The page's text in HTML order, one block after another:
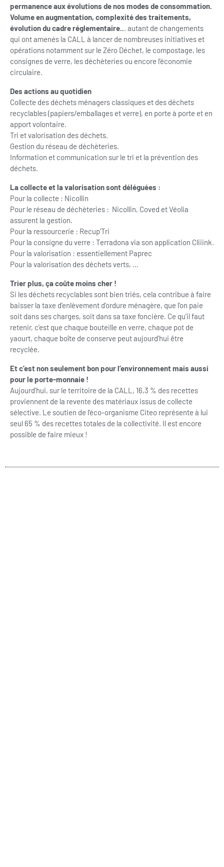
permanence aux évolutions de nos modes de consommation.
Volume en augmentation, complexité des traitements,
évolution du cadre réglementaire..
. autant de changements
qui ont amenés la CALL à lancer de nombreuses initiatives et
opérations notamment sur le Zéro Déchet, le compostage, les
consignes de verre, les déchèteries ou encore l’économie
circulaire.
Des actions au quotidien
Collecte des déchets ménagers classiques et des déchets
recyclables (papiers/emballages et verre), en porte à porte et en
apport volontaire.
Tri et valorisation des déchets.
Gestion du réseau de déchèteries.
Information et communication sur le tri et la prévention des
déchets.
La collecte et la valorisation sont déléguées :
Pour la collecte : Nicollin
Pour le réseau de déchèteries : Nicollin, Coved et Véolia
assurent la gestion.
Pour la ressourcerie : Recup’Tri
Pour la consigne du verre : Terradona via son application Cliiink.
Pour la valorisation : essentiellement Paprec
Pour la valorisation des déchets verts, …
Trier plus, ça coûte moins cher !
Si les déchets recyclables sont bien triés, cela contribue à faire
baisser la taxe d’enlèvement d’ordure ménagère, que l’on paie
soit dans ses charges, soit dans sa taxe foncière. Ce qu’il faut
retenir, c’est que chaque bouteille en verre, chaque pot de
yaourt, chaque boîte de conserve peut aujourd’hui être
recyclée.
Et c’est non seulement bon pour l’environnement mais aussi
pour le porte-monnaie !
Aujourd’hui, sur le territoire de la CALL, 16,3 % des recettes
proviennent de la revente des matériaux issus de collecte
sélective. Le soutien de l’éco-organisme Citeo représente à lui
seul 65 % des recettes totales de la collectivité. Il est encore
possible de faire mieux !